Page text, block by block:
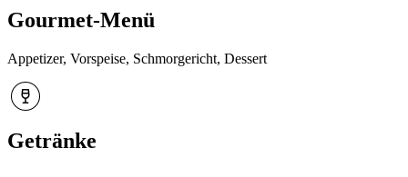
Gourmet-Menü
Appetizer, Vorspeise, Schmorgericht, Dessert
Getränke